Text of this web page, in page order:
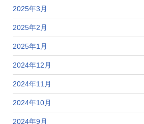
2025年3月
2025年2月
2025年1月
2024年12月
2024年11月
2024年10月
2024年9月